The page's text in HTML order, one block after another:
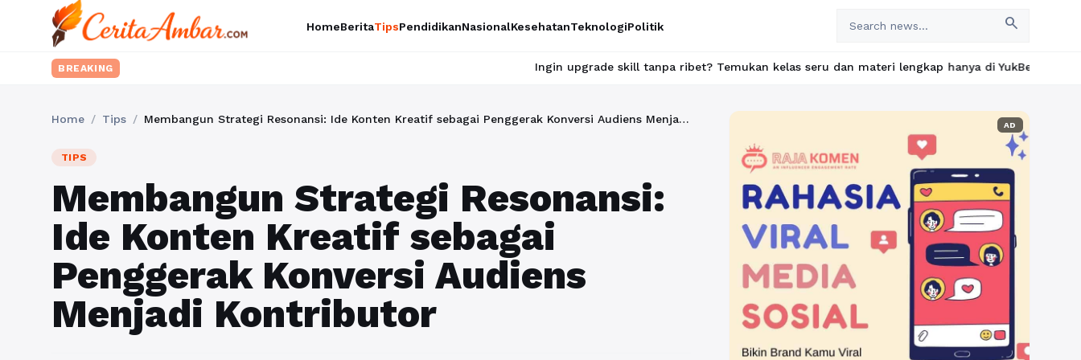
HomeBeritaTipsPendidikanNasionalKesehatanTeknologiPolitik search
BREAKING Ingin upgrade skill tanpa ribet? Temukan kelas seru dan materi lengkap hanya di YukBelajar.com. Mulai langkah
Home / Tips / Membangun Strategi Resonansi: Ide Konten Kreatif sebagai Penggerak Konversi Audiens Menjadi Kontributor
TIPS
Membangun Strategi Resonansi:
Ide Konten Kreatif sebagai
Penggerak Konversi Audiens
Menjadi Kontributor
AD